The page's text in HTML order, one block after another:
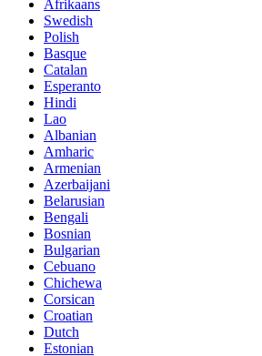
Afrikaans
Swedish
Polish
Basque
Catalan
Esperanto
Hindi
Lao
Albanian
Amharic
Armenian
Azerbaijani
Belarusian
Bengali
Bosnian
Bulgarian
Cebuano
Chichewa
Corsican
Croatian
Dutch
Estonian